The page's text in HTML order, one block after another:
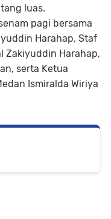
luas.
pagi bersama
Harahap, Staf
Zakiyuddin Harahap,
serta Ketua
Ismiralda Wiriya